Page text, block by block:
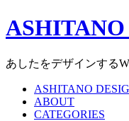
あしたをデザインする
ASHITANO
ABOUT
CATEGORIES